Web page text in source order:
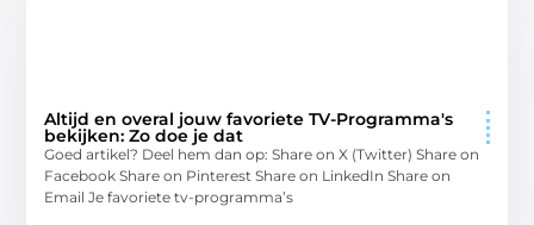
Altijd en overal jouw favoriete TV-Programma's
bekijken: Zo doe je dat
Goed artikel? Deel hem dan op: Share on X (Twitter) Share on
Facebook Share on Pinterest Share on LinkedIn Share on
Email Je favoriete tv-programma’s